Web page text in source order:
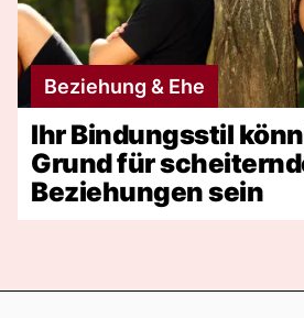
Beziehung & Ehe
Ihr Bindungsstil
Grund für
Beziehungen sein